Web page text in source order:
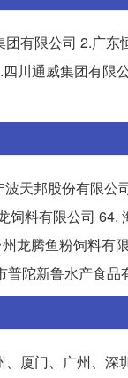
有限公司 2.广东
川通威集团有限
天邦股份有限公
饲料有限公司 64.
龙腾鱼粉饲料有
陀新鲁水产食品
厦门、广州、深